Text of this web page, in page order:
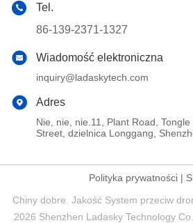
Tel.
86-139-2371-1327
Wiadomość elektroniczna
inquiry@ladaskytech.com
Adres
Nie, nie, nie.11, Plant Road,
Street, dzielnica Longgang,
Polityka prywatności |
Chiny dobre. Jakość System przeciw
2026 Shenzhen Ladasky Technology